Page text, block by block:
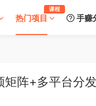
热门项目
课程
手赚
阵+多平台分